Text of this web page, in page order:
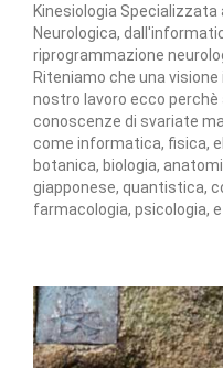
Kinesiologia
Neurologica,
riprogrammazione
Riteniamo che una
nostro lavoro ecco
conoscenze di svariate
come informatica, fisica,
botanica, biologia,
giapponese, quantistica,
farmacologia, psicologia,